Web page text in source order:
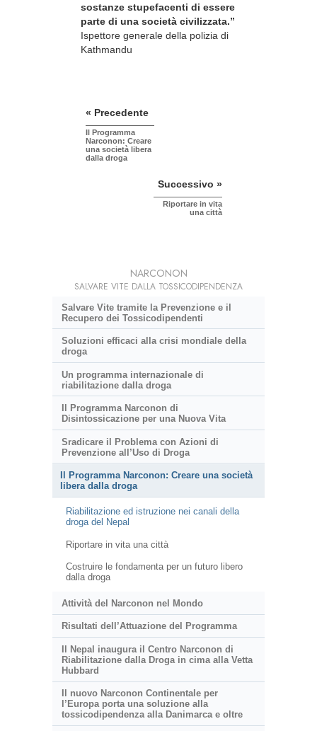
sostanze stupefacenti di essere
parte di una società civilizzata.”
Ispettore generale della polizia di
Kathmandu
« Precedente
Il Programma
Narconon: Creare
una società libera
dalla droga
Successivo »
Riportare in vita
una città
NARCONON
SALVARE VITE DALLA TOSSICODIPENDENZA
Salvare Vite tramite la Prevenzione e il
Recupero dei Tossicodipendenti
Soluzioni efficaci alla crisi mondiale della
droga
Un programma internazionale di
riabilitazione dalla droga
Il Programma Narconon di
Disintossicazione per una Nuova Vita
Sradicare il Problema con Azioni di
Prevenzione all’Uso di Droga
Il Programma Narconon: Creare una società
libera dalla droga
Riabilitazione ed istruzione nei canali della
droga del Nepal
Riportare in vita una città
Costruire le fondamenta per un futuro libero
dalla droga
Attività del Narconon nel Mondo
Risultati dell’Attuazione del Programma
Il Nepal inaugura il Centro Narconon di
Riabilitazione dalla Droga in cima alla Vetta
Hubbard
Il nuovo Narconon Continentale per
l’Europa porta una soluzione alla
tossicodipendenza alla Danimarca e oltre